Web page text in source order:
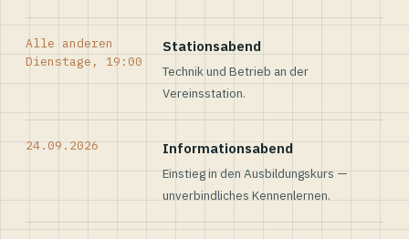
Alle anderen
Dienstage, 19:00
Stationsabend
Technik und Betrieb an der
Vereinsstation.
24.09.2026 Informationsabend
Einstieg in den Ausbildungskurs —
unverbindliches Kennenlernen.